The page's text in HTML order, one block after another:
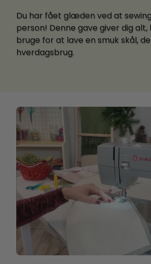
Du har fået glæden ved at
person! Denne gave giver dig alt,
bruge for at lave en smuk skål,
hverdagsbrug.